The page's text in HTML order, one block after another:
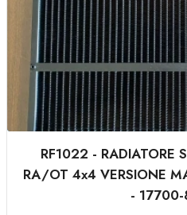
RF1022 - RADIATORE
RA/OT 4x4 VERSIONE
-